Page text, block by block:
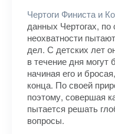
Чертоги Финиста и
данных Чертогах, по
неохватности
дел. С детских лет
в течение дня могут
начиная его и
конца. По своей
поэтому, совершая
пытается решать
вопросы.